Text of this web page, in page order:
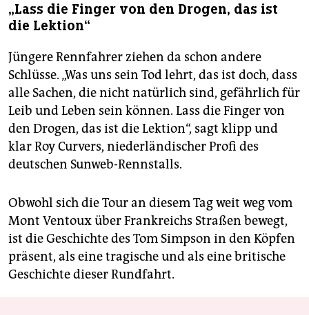
„Lass die Finger von den Drogen, das ist
die Lektion“
Jüngere Rennfahrer ziehen da schon andere
Schlüsse. „Was uns sein Tod lehrt, das ist doch, dass
alle Sachen, die nicht natürlich sind, gefährlich für
Leib und Leben sein können. Lass die Finger von
den Drogen, das ist die Lektion“, sagt klipp und
klar Roy Curvers, niederländischer Profi des
deutschen Sunweb-Rennstalls.
Obwohl sich die Tour an diesem Tag weit weg vom
Mont Ventoux über Frankreichs Straßen bewegt,
ist die Geschichte des Tom Simpson in den Köpfen
präsent, als eine tragische und als eine britische
Geschichte dieser Rundfahrt.